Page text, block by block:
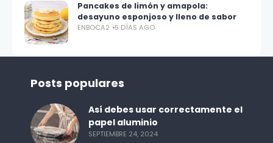
Pancakes de limón y amapola:
desayuno esponjoso y lleno de sabor
ENBOCA2 5 DÍAS AGO
Posts populares
Así debes usar correctamente el
papel aluminio
SEPTIEMBRE 24, 2024